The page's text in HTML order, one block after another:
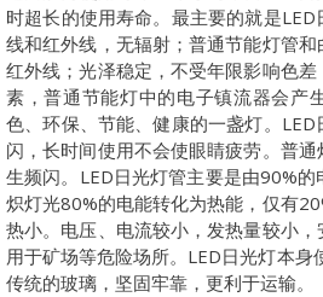
时超长的使用寿命。最主要的就是
线和红外线，无辐射；普通节能灯管
红外线；光泽稳定，不受年限影响色
素，普通节能灯中的电子镇流器会产
色、环保、节能、健康的一盏灯。
闪，长时间使用不会使眼睛疲劳。普
生频闪。LED日光灯管主要是由90%
炽灯光80%的电能转化为热能，仅有
热小。电压、电流较小，发热量较小
用于矿场等危险场所。LED日光灯本身
传统的玻璃，坚固牢靠，更利于运输。